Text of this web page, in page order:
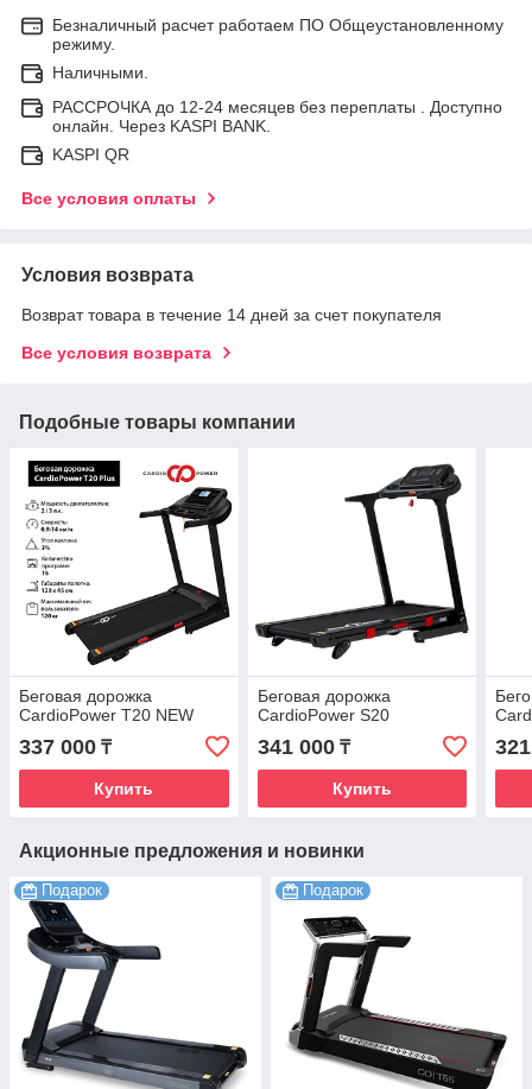
Безналичный расчет работаем ПО Общеустановленному
режиму.
Наличными.
РАССРОЧКА до 12-24 месяцев без переплаты . Доступно
онлайн. Через KASPI BANK.
KASPI QR
Все условия оплаты
Условия возврата
Возврат товара в течение 14 дней за счет покупателя
Все условия возврата
Подобные товары компании
Беговая дорожка
CardioPower T20 NEW
337 000 ₸
Купить
Беговая дорожка
CardioPower S20
341 000₸
Купить
Акционные предложения и новинки
Подарок Подарок